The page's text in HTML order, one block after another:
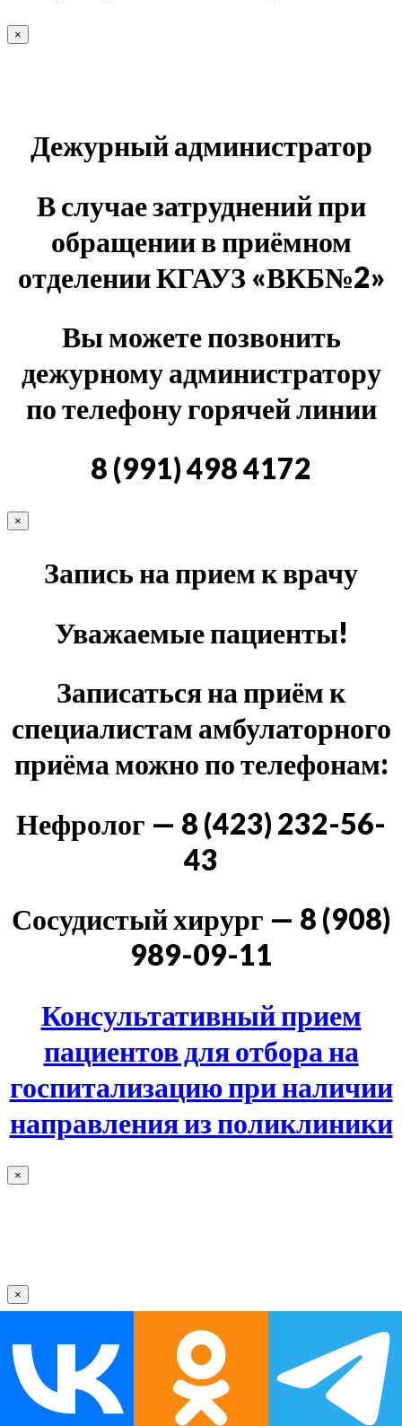
×
Дежурный администратор
В случае затруднений при
обращении в приёмном
отделении КГАУЗ «ВКБ№2»
Вы можете позвонить
дежурному администратору
по телефону горячей линии
8 (991) 498 4172
×
Запись на прием к врачу
Уважаемые пациенты!
Записаться на приём к
специалистам амбулаторного
приёма можно по телефонам:
Нефролог — 8 (423) 232-56-
43
Сосудистый хирург — 8 (908)
989-09-11
Консультативный прием
пациентов для отбора на
госпитализацию при наличии
направления из поликлиники
×
×